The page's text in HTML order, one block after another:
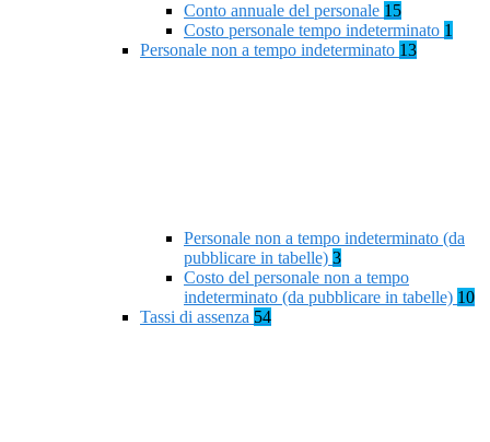
Conto annuale del personale 15
Costo personale tempo indeterminato 1
Personale non a tempo indeterminato 13
Personale non a tempo indeterminato (da
pubblicare in tabelle) 3
Costo del personale non a tempo
indeterminato (da pubblicare in tabelle) 10
Tassi di assenza 54